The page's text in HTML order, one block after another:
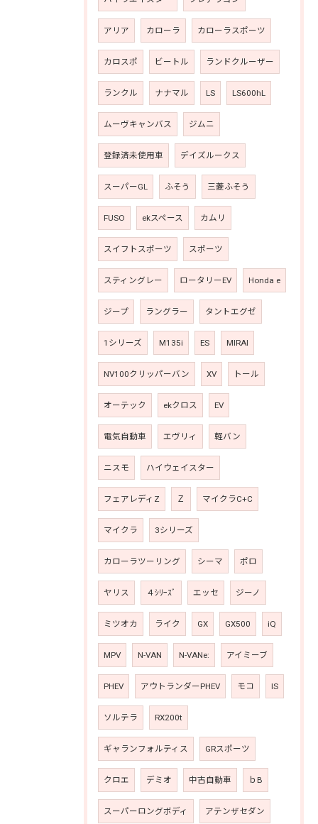
アリア カローラ カローラスポーツ
カロスポ ビートル ランドクルーザー
ランクル ナナマル LS LS600hL
ムーヴキャンバス ジムニ
登録済未使用車 デイズルークス
スーパーGL ふそう 三菱ふそう
FUSO ekスペース カムリ
スイフトスポーツ スポーツ
スティングレー ロータリーEV Honda e
ジープ ラングラー タントエグゼ
1シリーズ M135i ES MIRAI
NV100クリッパーバン XV トール
オーテック ekクロス EV
電気自動車 エヴリィ 軽バン
ニスモ ハイウェイスター
フェアレディZ Ｚ マイクラC+C
マイクラ 3シリーズ
カローラツーリング シーマ ポロ
ヤリス ４ｼﾘｰｽﾞ エッセ ジーノ
ミツオカ ライク GX GX500 iQ
MPV N-VAN N-VANe: アイミーブ
PHEV アウトランダーPHEV モコ IS
ソルテラ RX200t
ギャランフォルティス GRスポーツ
クロエ デミオ 中古自動車 ｂB
スーパーロングボディ アテンザセダン